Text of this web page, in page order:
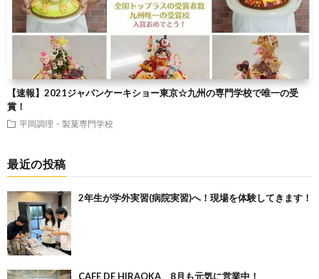
【速報】2021ジャパンケーキショー東京☆九州の専門学校で唯一の受
賞！
平岡調理・製菓専門学校
最近の投稿
2年生が学外実習(病院実習)へ！現場を体験してきます！
CAFE DE HIRAOKA 8月も元気に営業中！